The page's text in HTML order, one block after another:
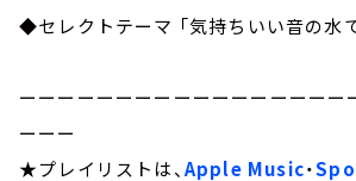
◆セレクトテーマ 「気持ちいい音の水
ーーーーーーーーーーーーーーーーー
ーーー
★プレイリストは、Apple Music・